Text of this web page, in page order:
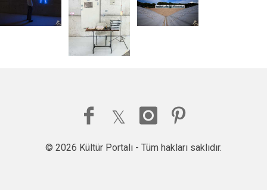
© 2026 Kültür Portalı - Tüm hakları saklıdır.